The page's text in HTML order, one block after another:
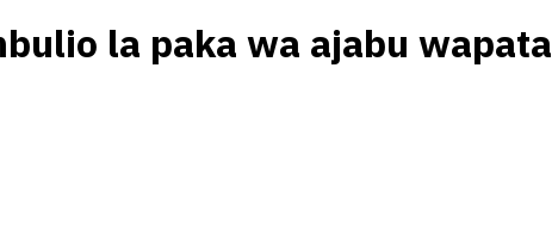
la paka wa ajabu wapata